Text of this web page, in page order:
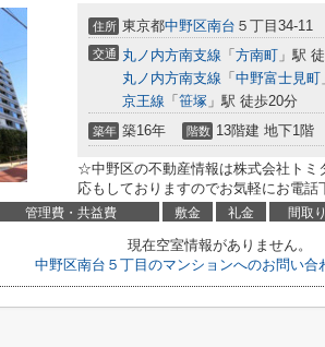
住所 東京都中野区南台 ５丁目34-11
交通 丸ノ内方南支線 「 方南町 」駅
丸ノ内方南支線 「 中野富士見町
京王線 「 笹塚 」駅 徒歩20分
築年 築16年 階数 13階建 地下1階
☆中野区の不動産情報は株式会社ト
応もしておりますのでお気軽にお電
管理費・共益費 敷金 礼金 間取り
現在空室情報がありません。
中野区南台５丁目のマンションへのお問い合